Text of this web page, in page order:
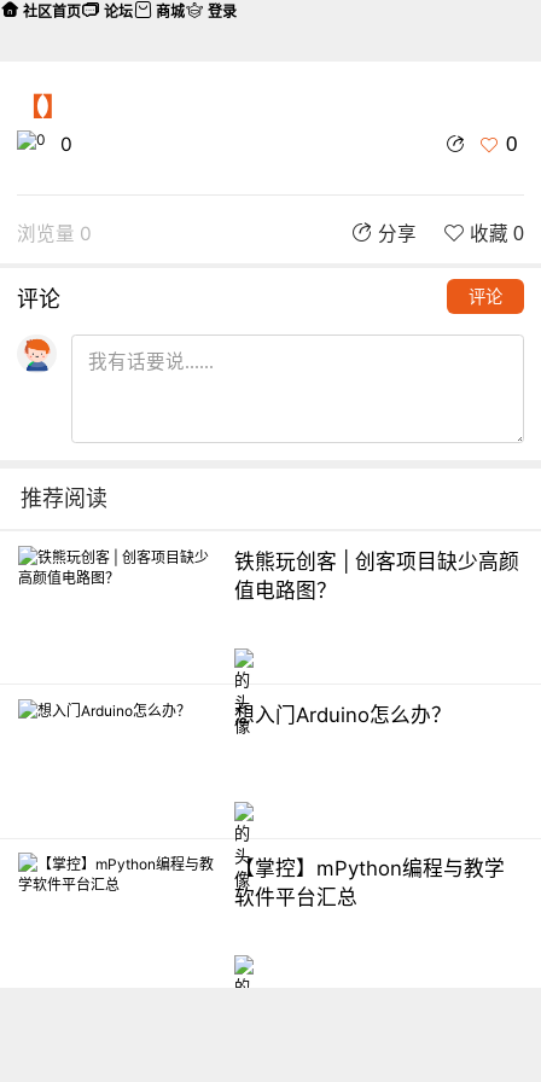
【】
0 0
浏览量 0 分享 收藏 0
评论 评论
推荐阅读
铁熊玩创客 | 创客项目缺少高颜
值电路图？
想入门Arduino怎么办？
【掌控】mPython编程与教学
软件平台汇总
社区首页 论坛 商城 登录